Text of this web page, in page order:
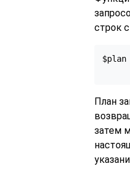
строк
$plan
План
затем